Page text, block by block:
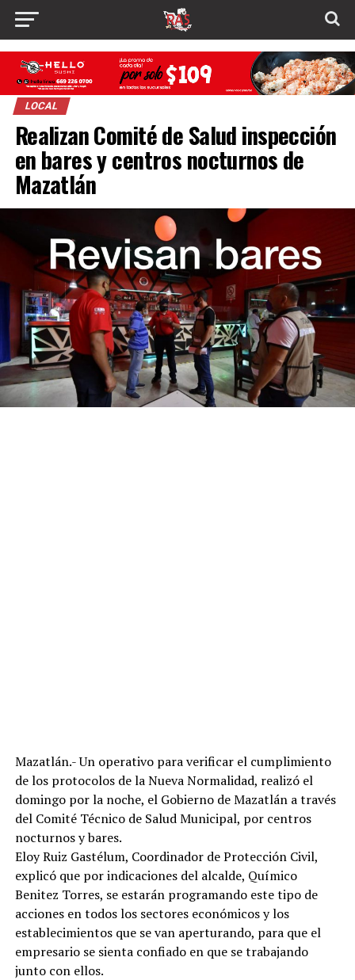
LOCAL
Realizan Comité de Salud inspección
en bares y centros nocturnos de
Mazatlán
Mazatlán.- Un operativo para verificar el cumplimiento
de los protocolos de la Nueva Normalidad, realizó el
domingo por la noche, el Gobierno de Mazatlán a través
del Comité Técnico de Salud Municipal, por centros
nocturnos y bares.
Eloy Ruiz Gastélum, Coordinador de Protección Civil,
explicó que por indicaciones del alcalde, Químico
Benitez Torres, se estarán programando este tipo de
acciones en todos los sectores económicos y los
establecimientos que se van aperturando, para que el
empresario se sienta confiado en que se trabajando
junto con ellos.